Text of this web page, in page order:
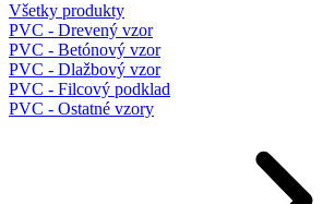
Všetky produkty
PVC - Drevený vzor
PVC - Betónový vzor
PVC - Dlažbový vzor
PVC - Filcový podklad
PVC - Ostatné vzory